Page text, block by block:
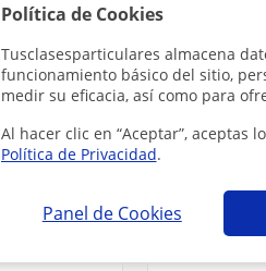
Política de Cookies
Tusclasesparticulares almacena
funcionamiento básico del sitio,
medir su eficacia, así como para
Al hacer clic en “Aceptar”, aceptas
Política de Privacidad.
Panel de Cookies